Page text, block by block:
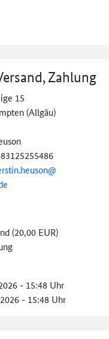
Zahlung
15
(Allgäu)
(20,00 EUR)
- 15:48 Uhr
- 15:48 Uhr